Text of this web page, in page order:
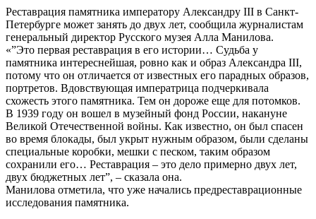
Реставрация памятника императору Александру III в Санкт-
Петербурге может занять до двух лет, сообщила журналистам
генеральный директор Русского музея Алла Манилова.
«”Это первая реставрация в его истории… Судьба у
памятника интереснейшая, ровно как и образ Александра III,
потому что он отличается от известных его парадных образов,
портретов. Вдовствующая императрица подчеркивала
схожесть этого памятника. Тем он дороже еще для потомков.
В 1939 году он вошел в музейный фонд России, накануне
Великой Отечественной войны. Как известно, он был спасен
во время блокады, был укрыт нужным образом, были сделаны
специальные коробки, мешки с песком, таким образом
сохранили его… Реставрация – это дело примерно двух лет,
двух бюджетных лет”, – сказала она.
Манилова отметила, что уже начались предреставрационные
исследования памятника.